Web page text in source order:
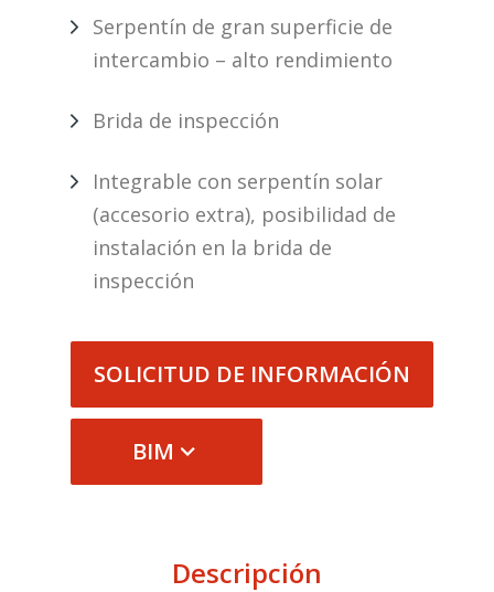
Serpentín de gran superficie de
intercambio – alto rendimiento
Brida de inspección
Integrable con serpentín solar
(accesorio extra), posibilidad de
instalación en la brida de
inspección
SOLICITUD DE INFORMACIÓN
BIM
Descripción